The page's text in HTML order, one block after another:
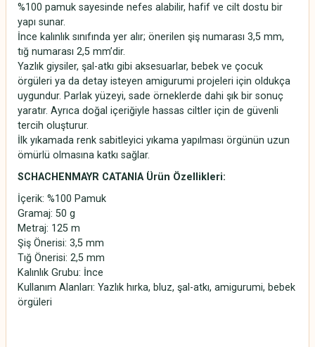
%100 pamuk sayesinde nefes alabilir, hafif ve cilt dostu bir
yapı sunar.
İnce kalınlık sınıfında yer alır; önerilen şiş numarası 3,5 mm,
tığ numarası 2,5 mm’dir.
Yazlık giysiler, şal-atkı gibi aksesuarlar, bebek ve çocuk
örgüleri ya da detay isteyen amigurumi projeleri için oldukça
uygundur. Parlak yüzeyi, sade örneklerde dahi şık bir sonuç
yaratır. Ayrıca doğal içeriğiyle hassas ciltler için de güvenli
tercih oluşturur.
İlk yıkamada renk sabitleyici yıkama yapılması örgünün uzun
ömürlü olmasına katkı sağlar.
SCHACHENMAYR CATANIA Ürün Özellikleri:
İçerik: %100 Pamuk
Gramaj: 50 g
Metraj: 125 m
Şiş Önerisi: 3,5 mm
Tığ Önerisi: 2,5 mm
Kalınlık Grubu: İnce
Kullanım Alanları: Yazlık hırka, bluz, şal-atkı, amigurumi, bebek
örgüleri